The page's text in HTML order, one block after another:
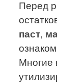
Перед
паст,
Многие